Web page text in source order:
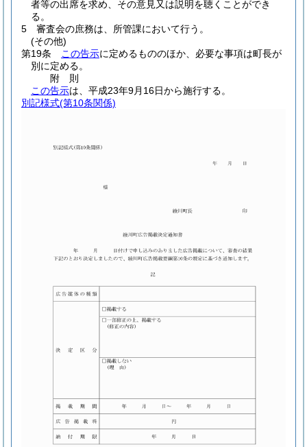
者等の出席を求め、その意見又は説明を聴くことができ
る。
5
審査会の庶務は、所管課において行う。
(その他)
第19条
この告示に定めるもののほか、必要な事項は町長が
別に定める。
附 則
この告示は、平成23年9月16日から施行する。
別記様式(第10条関係)